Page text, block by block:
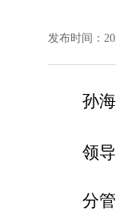
发布时间：
孙
领
分